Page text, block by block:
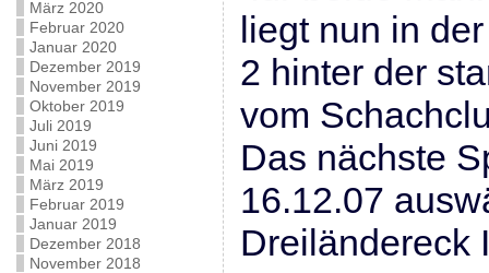
März 2020
Februar 2020
Januar 2020
Dezember 2019
November 2019
Oktober 2019
Juli 2019
Juni 2019
Mai 2019
März 2019
Februar 2019
Januar 2019
Dezember 2018
November 2018
liegt nun in
2 hinter der
vom
Das nächste
16.12.07
Dreiländereck